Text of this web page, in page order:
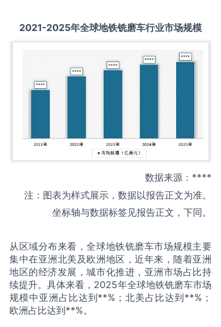
2021-2025年全球地铁铣磨车行业市场规模
数据来源：****
注：图表为样式展示，数据以报告正文为准。
坐标轴与数据标签见报告正文，下同。
从区域分布来看，全球地铁铣磨车市场规模主要
集中在亚洲北美及欧洲地区，近年来，随着亚洲
地区的经济发展，城市化推进，亚洲市场占比持
续提升。具体来看，2025年全球地铁铣磨车市场
规模中亚洲占比达到**%；北美占比达到**%；
欧洲占比达到**%。